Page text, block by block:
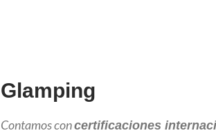
Glamping
Contamos concertificaciones